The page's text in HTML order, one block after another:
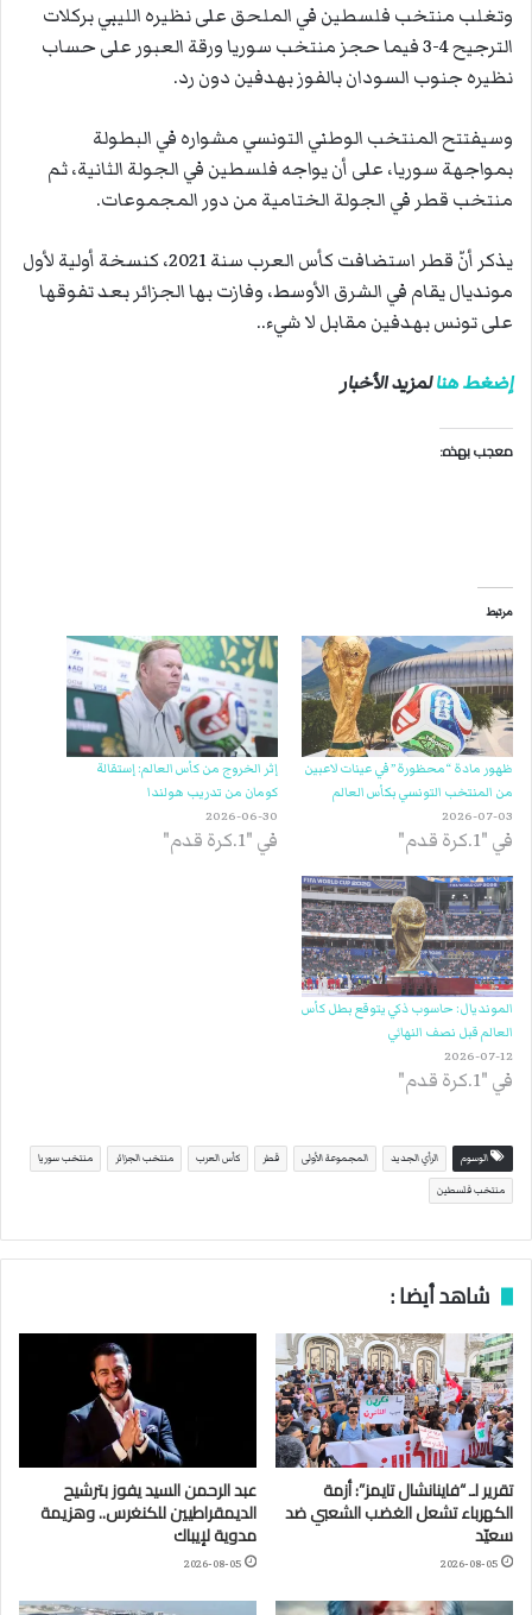
وتغلب منتخب فلسطين في الملحق على نظيره الليبي بركلات
الترجيح 4-3 فيما حجز منتخب سوريا ورقة العبور على حساب
نظيره جنوب السودان بالفوز بهدفين دون رد.
وسيفتتح المنتخب الوطني التونسي مشواره في البطولة
بمواجهة سوريا، على أن يواجه فلسطين في الجولة الثانية، ثم
منتخب قطر في الجولة الختامية من دور المجموعات.
يذكر أنّ قطر استضافت كأس العرب سنة 2021، كنسخة أولية لأول
مونديال يقام في الشرق الأوسط، وفازت بها الجزائر بعد تفوقها
على تونس بهدفين مقابل لا شيء..
إضغط هنالمزيد الأخبار
معجب بهذه:
مرتبط
ظهور مادة “محظورة” في عينات لاعبين
من المنتخب التونسي بكأس العالم
2026-07-03
في "1.كرة قدم"
إثر الخروج من كأس العالم: إستقالة
كومان من تدريب هولندا
2026-06-30
في "1.كرة قدم"
المونديال: حاسوب ذكي يتوقع بطل كأس
العالم قبل نصف النهائي
2026-07-12
في "1.كرة قدم"
الوسوم الرأي الجديد المجموعة الأولى قطر كأس العرب منتخب الجزائر منتخب سوريا
منتخب فلسطين
شاهد أيضا :
تقرير لـ “فاينانشال تايمز”: أزمة
الكهرباء تشعل الغضب الشعبي ضد
سعيّد
2026-08-05
عبد الرحمن السيد يفوز بترشيح
الديمقراطيين للكنغرس.. وهزيمة
مدوية لإيباك
2026-08-05